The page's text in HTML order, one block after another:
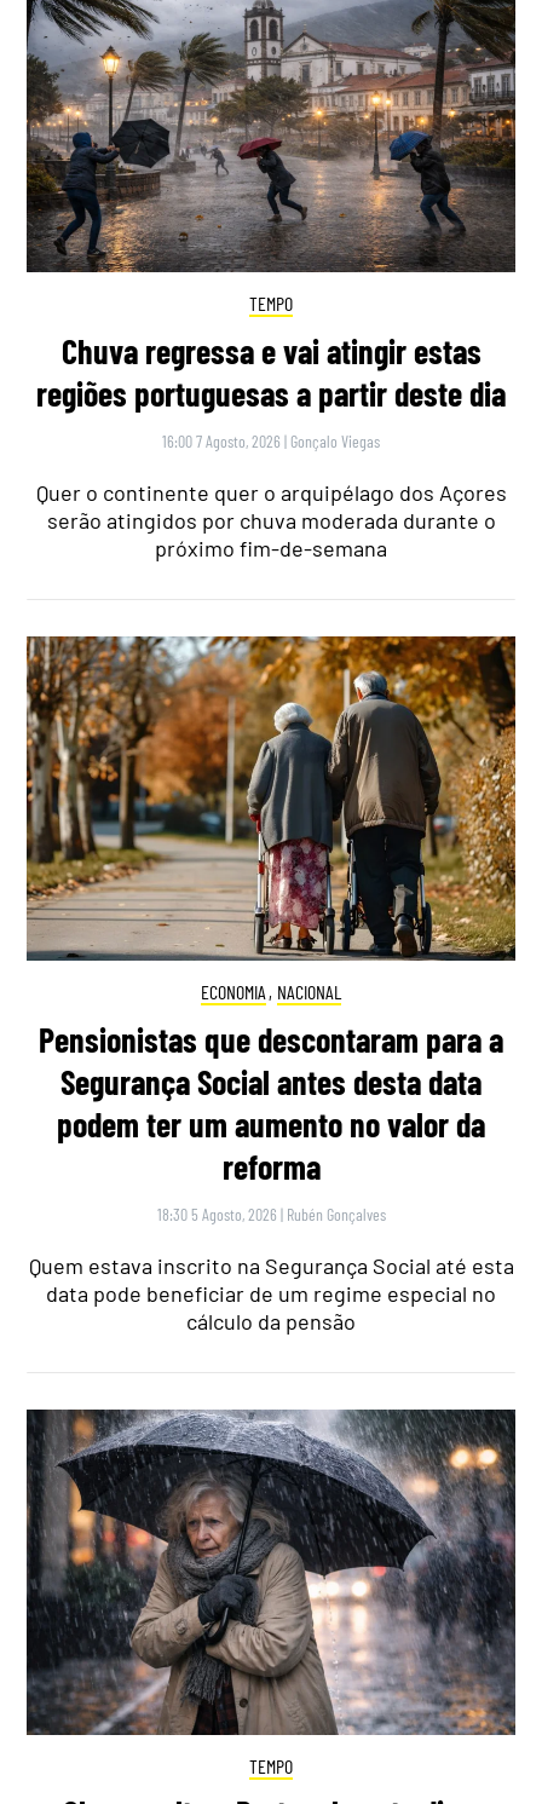
TEMPO
Chuva regressa e vai atingir estas
regiões portuguesas a partir deste dia
16:00 7 Agosto, 2026 | Gonçalo Viegas
Quer o continente quer o arquipélago dos Açores
serão atingidos por chuva moderada durante o
próximo fim-de-semana
ECONOMIA , NACIONAL
Pensionistas que descontaram para a
Segurança Social antes desta data
podem ter um aumento no valor da
reforma
18:30 5 Agosto, 2026 | Rubén Gonçalves
Quem estava inscrito na Segurança Social até esta
data pode beneficiar de um regime especial no
cálculo da pensão
TEMPO